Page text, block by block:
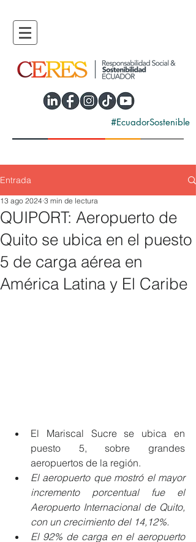
#EcuadorSostenible
Entrada
QUIPORT: Aeropuerto de
Quito se ubica en el puesto
5 de carga aérea en
América Latina y El Caribe
13 ago 2024 3 min de lectura
El Mariscal Sucre se ubica en
puesto 5, sobre grandes
aeropuertos de la región.
El aeropuerto que mostró el mayor
incremento porcentual fue el
Aeropuerto Internacional de Quito,
con un crecimiento del 14,12%.
El 92% de carga en el aeropuerto